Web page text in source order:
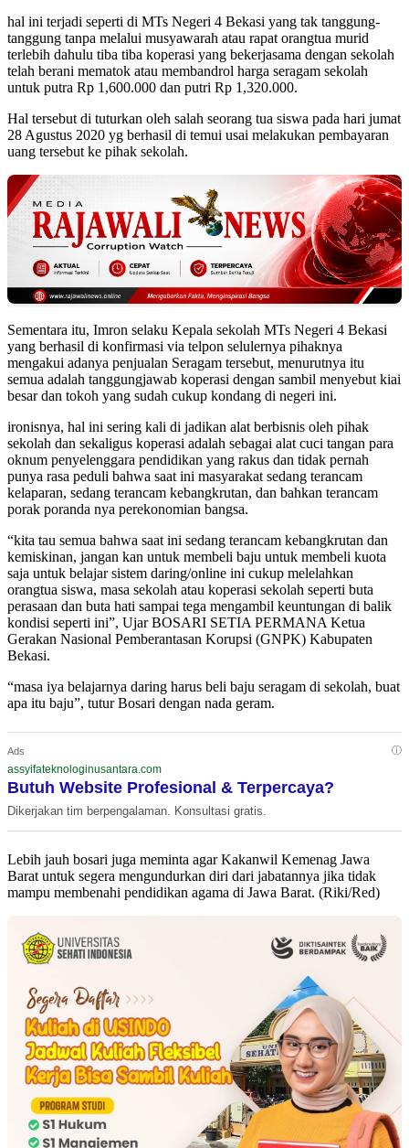
hal ini terjadi seperti di MTs Negeri 4 Bekasi yang tak tanggung-
tanggung tanpa melalui musyawarah atau rapat orangtua murid
terlebih dahulu tiba tiba koperasi yang bekerjasama dengan sekolah
telah berani mematok atau membandrol harga seragam sekolah
untuk putra Rp 1,600.000 dan putri Rp 1,320.000.
Hal tersebut di tuturkan oleh salah seorang tua siswa pada hari jumat
28 Agustus 2020 yg berhasil di temui usai melakukan pembayaran
uang tersebut ke pihak sekolah.
Sementara itu, Imron selaku Kepala sekolah MTs Negeri 4 Bekasi
yang berhasil di konfirmasi via telpon selulernya pihaknya
mengakui adanya penjualan Seragam tersebut, menurutnya itu
semua adalah tanggungjawab koperasi dengan sambil menyebut kiai
besar dan tokoh yang sudah cukup kondang di negeri ini.
ironisnya, hal ini sering kali di jadikan alat berbisnis oleh pihak
sekolah dan sekaligus koperasi adalah sebagai alat cuci tangan para
oknum penyelenggara pendidikan yang rakus dan tidak pernah
punya rasa peduli bahwa saat ini masyarakat sedang terancam
kelaparan, sedang terancam kebangkrutan, dan bahkan terancam
porak poranda nya perekonomian bangsa.
“kita tau semua bahwa saat ini sedang terancam kebangkrutan dan
kemiskinan, jangan kan untuk membeli baju untuk membeli kuota
saja untuk belajar sistem daring/online ini cukup melelahkan
orangtua siswa, masa sekolah atau koperasi sekolah seperti buta
perasaan dan buta hati sampai tega mengambil keuntungan di balik
kondisi seperti ini”, Ujar BOSARI SETIA PERMANA Ketua
Gerakan Nasional Pemberantasan Korupsi (GNPK) Kabupaten
Bekasi.
“masa iya belajarnya daring harus beli baju seragam di sekolah, buat
apa itu baju”, tutur Bosari dengan nada geram.
Ads ⓘ
assyifateknologinusantara.com
Butuh Website Profesional & Terpercaya?
Dikerjakan tim berpengalaman. Konsultasi gratis.
Lebih jauh bosari juga meminta agar Kakanwil Kemenag Jawa
Barat untuk segera mengundurkan diri dari jabatannya jika tidak
mampu membenahi pendidikan agama di Jawa Barat. (Riki/Red)